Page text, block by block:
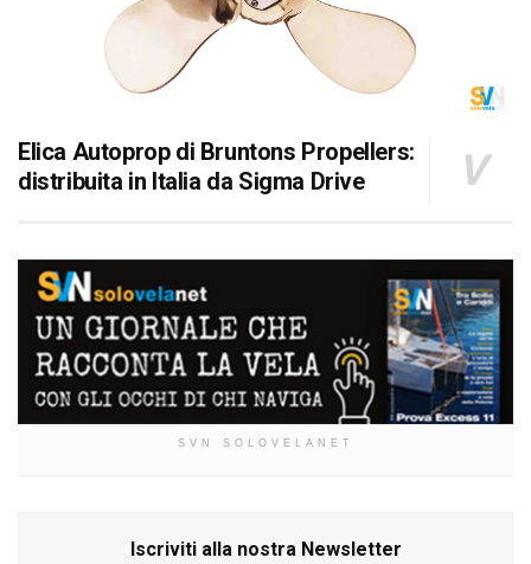
Elica Autoprop di Bruntons Propellers:
distribuita in Italia da Sigma Drive
SVN SOLOVELANET
Iscriviti alla nostra Newsletter